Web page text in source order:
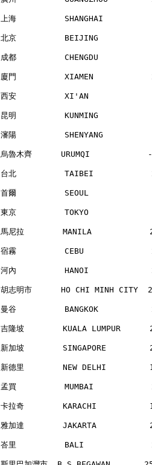
上海          SHANGHAI
北京          BEIJING
成都          CHENGDU
廈門          XIAMEN
西安          XI'AN
昆明          KUNMING
瀋陽          SHENYANG
烏魯木齊      URUMQI
台北          TAIBEI
首爾          SEOUL
東京          TOKYO
馬尼拉        MANILA
宿霧          CEBU
河內          HANOI
胡志明市      HO CHI MINH
曼谷          BANGKOK
吉隆坡        KUALA LUMPUR
新加坡        SINGAPORE
新德里        NEW DELHI
孟買          MUMBAI
卡拉奇        KARACHI
雅加達        JAKARTA
峇里          BALI              26